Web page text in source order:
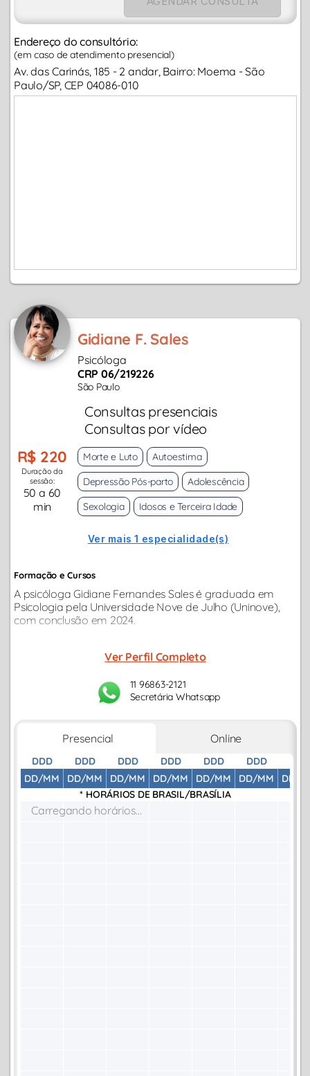
Endereço do consultório:
(em caso de atendimento presencial)
Av. das Carinás, 185 - 2 andar, Bairro: Moema - São
Paulo/SP, CEP 04086-010
Gidiane F. Sales
Psicóloga
CRP 06/219226
São Paulo
Consultas presenciais
Consultas por vídeo
R$ 220
Duração da
sessão:
50 a 60
min
Morte e Luto
Autoestima
Depressão Pós-parto
Adolescência
Sexologia
Idosos e Terceira Idade
Ver mais 1 especialidade(s)
Formação e Cursos
A psicóloga Gidiane Fernandes Sales é graduada em
Psicologia pela Universidade Nove de Julho (Uninove),
com conclusão em 2024.
Ver Perfil Completo
11 96863-2121
Secretária Whatsapp
Presencial Online
DDD
DD/MM
DDD
DD/MM
DDD
DD/MM
DDD
DD/MM
DDD
DD/MM
DDD
DD/MM
DD/
* HORÁRIOS DE BRASIL/BRASÍLIA
Carregando horários...